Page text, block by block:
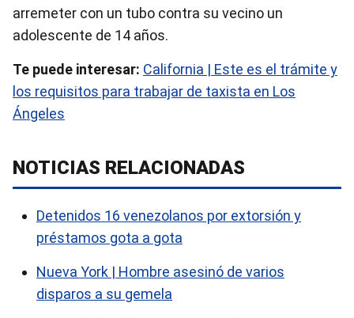
arremeter con un tubo contra su vecino un
adolescente de 14 años.
Te puede interesar: California | Este es el trámite y
los requisitos para trabajar de taxista en Los
Ángeles
NOTICIAS RELACIONADAS
Detenidos 16 venezolanos por extorsión y
préstamos gota a gota
Nueva York | Hombre asesinó de varios
disparos a su gemela